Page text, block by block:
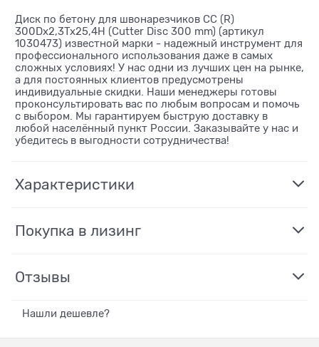
Диск по бетону для швонарезчиков СС (R)
300Dx2,3Tx25,4H (Cutter Disc 300 mm) (артикул
1030473) известной марки - надежный инструмент для
профессионального использования даже в самых
сложных условиях! У нас одни из лучших цен на рынке,
а для постоянных клиентов предусмотрены
индивидуальные скидки. Наши менеджеры готовы
проконсультировать вас по любым вопросам и помочь
с выбором. Мы гарантируем быструю доставку в
любой населённый пункт России. Заказывайте у нас и
убедитесь в выгодности сотрудничества!
Характеристики
Покупка в лизинг
Отзывы
Нашли дешевле?